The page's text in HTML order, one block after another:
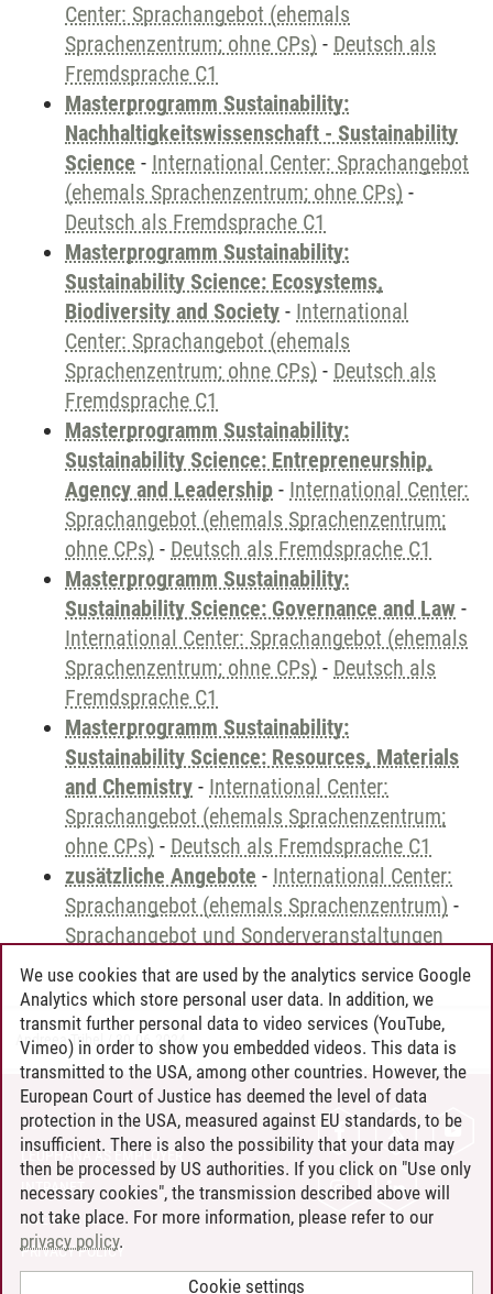
Center: Sprachangebot (ehemals
Sprachenzentrum; ohne CPs) - Deutsch als
Fremdsprache C1
Masterprogramm Sustainability:
Nachhaltigkeitswissenschaft - Sustainability
Science - International Center: Sprachangebot
(ehemals Sprachenzentrum; ohne CPs) -
Deutsch als Fremdsprache C1
Masterprogramm Sustainability:
Sustainability Science: Ecosystems,
Biodiversity and Society - International
Center: Sprachangebot (ehemals
Sprachenzentrum; ohne CPs) - Deutsch als
Fremdsprache C1
Masterprogramm Sustainability:
Sustainability Science: Entrepreneurship,
Agency and Leadership - International Center:
Sprachangebot (ehemals Sprachenzentrum;
ohne CPs) - Deutsch als Fremdsprache C1
Masterprogramm Sustainability:
Sustainability Science: Governance and Law -
International Center: Sprachangebot (ehemals
Sprachenzentrum; ohne CPs) - Deutsch als
Fremdsprache C1
Masterprogramm Sustainability:
Sustainability Science: Resources, Materials
and Chemistry - International Center:
Sprachangebot (ehemals Sprachenzentrum;
ohne CPs) - Deutsch als Fremdsprache C1
zusätzliche Angebote - International Center:
Sprachangebot (ehemals Sprachenzentrum) -
Sprachangebot und Sonderveranstaltungen
Andreea Tribel 30.06.2024
CONTACT
LEUPHANA AS EMPLOYER
INTRANET
SITE NOTICE
PRIVACY POLICY
We use cookies that are used by the analytics service Google
Analytics which store personal user data. In addition, we
transmit further personal data to video services (YouTube,
Vimeo) in order to show you embedded videos. This data is
transmitted to the USA, among other countries. However, the
European Court of Justice has deemed the level of data
protection in the USA, measured against EU standards, to be
insufficient. There is also the possibility that your data may
then be processed by US authorities. If you click on "Use only
necessary cookies", the transmission described above will
not take place. For more information, please refer to our
privacy policy.
Cookie settings